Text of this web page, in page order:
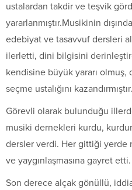
ustalardan takdir ve teşvik
yararlanmıştır.Musikinin
edebiyat ve tasavvuf dersleri
ilerletti, dini bilgisini
kendisine büyük yararı olmuş,
seçme ustalığını kazandırmıştır.
Görevli olarak bulunduğu
musiki dernekleri kurdu,
dersler verdi. Her gittiği yerde
ve yaygınlaşmasına gayret etti.
Son derece alçak gönüllü,